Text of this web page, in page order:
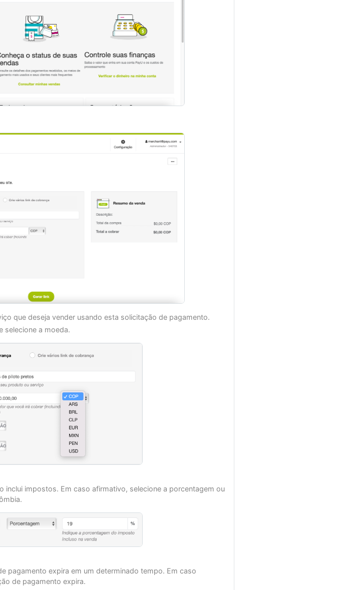
que deseja vender usando esta solicitação de pagamento.
selecione a moeda.
inclui impostos. Em caso afirmativo, selecione a porcentagem ou
pagamento expira em um determinado tempo. Em caso
de pagamento expira.